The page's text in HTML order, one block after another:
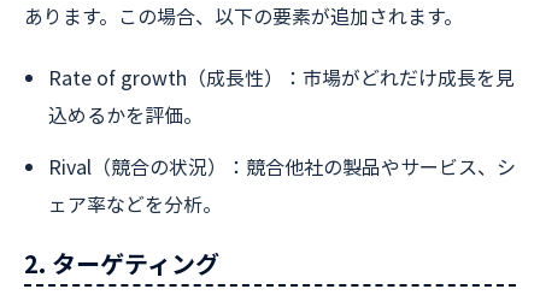
あります。この場合、以下の要素が追加されます。
Rate of growth（成長性）：市場がどれだけ成長を見
込めるかを評価。
Rival（競合の状況）：競合他社の製品やサービス、シ
ェア率などを分析。
2. ターゲティング